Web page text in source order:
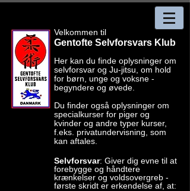
Velkommen til
Gentofte Selvforsvars Klub
Her kan du finde oplysninger om
selvforsvar og Ju-jitsu, om hold
for børn, unge og voksne -
begyndere og øvede.
Du finder også oplysninger om
specialkurser for piger og
kvinder og andre typer kurser,
f.eks. privatundervisning, som
kan aftales.
Selvforsvar: Giver dig evne til at
forebygge og håndtere
krænkelser og voldsovergreb -
første skridt er erkendelse af, at: